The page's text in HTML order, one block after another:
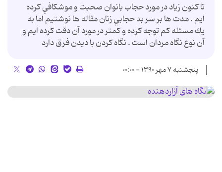
تا كنون زياد در مورد حجاب بانوان صحبت و موشكافي كرده
ايم . مدت ها بر سر بد حجابي زنان مقاله ها نوشتيم اما به
يك مسئله كم توجه كرده و كمتر در مورد آن دقت كرده ايم و
آن نوع نگاه مردان است . نگاه كردن با ديدن فرق دارد
پنجشنبه ۷ مهر ۱۳۹۰ - ۰۰:۰۰